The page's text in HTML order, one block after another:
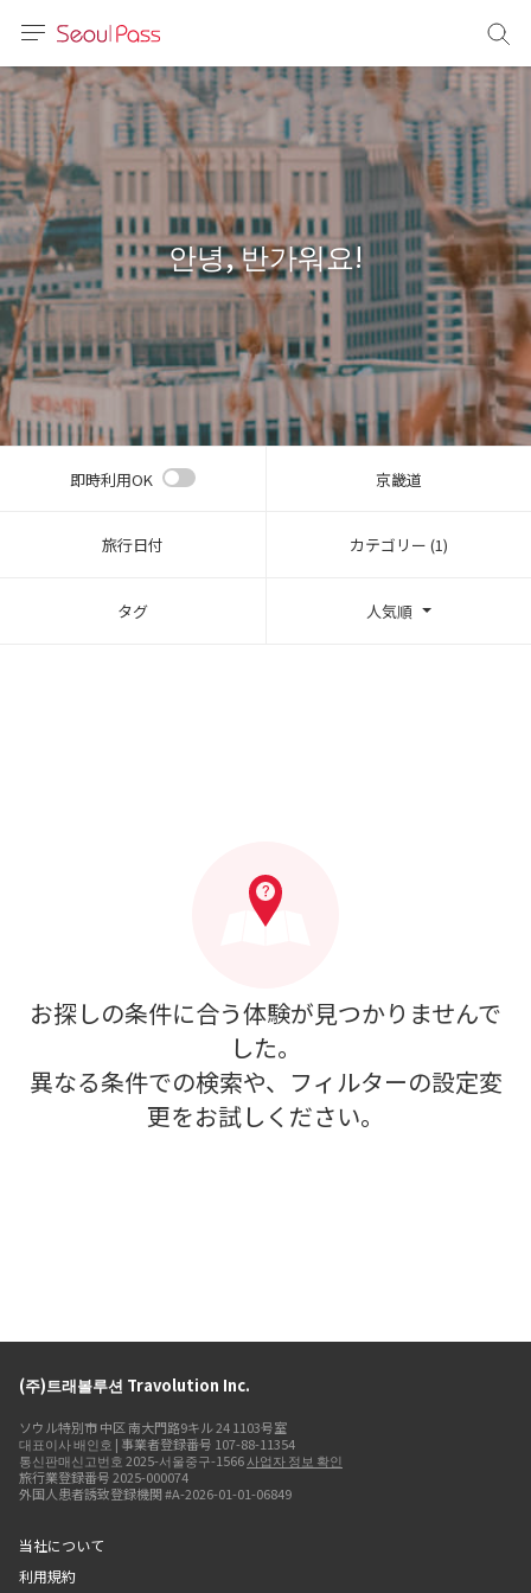
体)
文 (台灣)
안녕, 반가워요!
即時利用OK 京畿道
旅行日付 カテゴリー (1)
タグ 人気順
お探しの条件に合う体験が見つかりませんで
した。
異なる条件での検索や、フィルターの設定変
更をお試しください。
(주)트래볼루션 Travolution Inc.
ソウル特別市 中区 南大門路9キル 24 1103号室
대표이사 배인호 | 事業者登録番号 107-88-11354
통신판매신고번호 2025-서울중구-1566사업자 정보 확인
旅行業登録番号 2025-000074
外国人患者誘致登録機関 #A-2026-01-01-06849
当社について
利用規約